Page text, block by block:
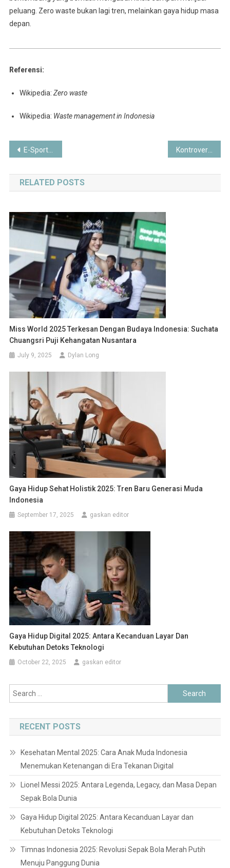
peluang. Zero waste bukan lagi tren, melainkan gaya hidup masa
depan.
Referensi:
Wikipedia: Zero waste
Wikipedia: Waste management in Indonesia
Post
navigation
E-Sport Indonesia 2025: Perkembangan, Potensi Ekonomi, dan Tantangan Masa Depan Kontroversi Blokir Atlet Israel di Kejuaraan Jakarta 2025
RELATED POSTS
Miss World 2025 Terkesan Dengan Budaya Indonesia: Suchata
Chuangsri Puji Kehangatan Nusantara
July 9, 2025 Dylan Long
Gaya Hidup Sehat Holistik 2025: Tren Baru Generasi Muda
Indonesia
September 17, 2025 gaskan editor
Gaya Hidup Digital 2025: Antara Kecanduan Layar Dan
Kebutuhan Detoks Teknologi
October 22, 2025 gaskan editor
Search
for:
RECENT POSTS
Kesehatan Mental 2025: Cara Anak Muda Indonesia
Menemukan Ketenangan di Era Tekanan Digital
Lionel Messi 2025: Antara Legenda, Legacy, dan Masa Depan
Sepak Bola Dunia
Gaya Hidup Digital 2025: Antara Kecanduan Layar dan
Kebutuhan Detoks Teknologi
Timnas Indonesia 2025: Revolusi Sepak Bola Merah Putih
Menuju Panggung Dunia